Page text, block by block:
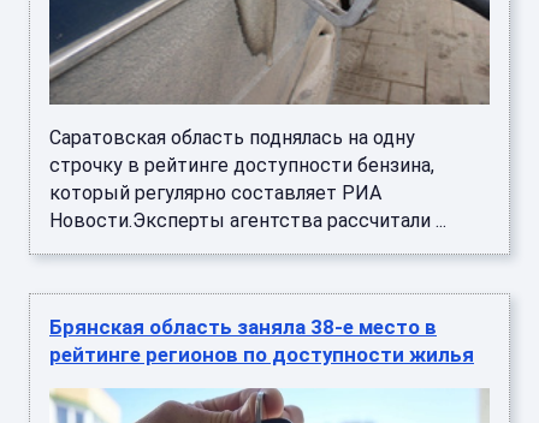
Саратовская область поднялась на одну
строчку в рейтинге доступности бензина,
который регулярно составляет РИА
Новости.Эксперты агентства рассчитали ...
Брянская область заняла 38-е место в
рейтинге регионов по доступности жилья